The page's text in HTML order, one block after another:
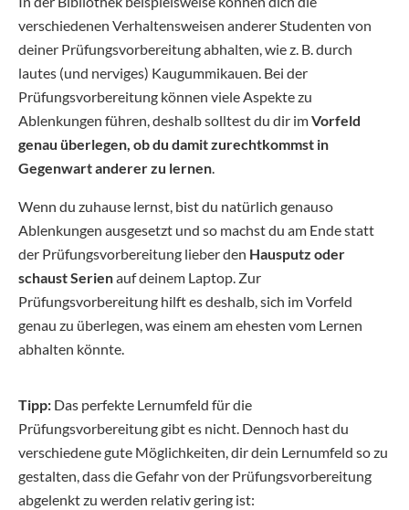
verschiedenen Verhaltensweisen anderer Studenten von
deiner Prüfungsvorbereitung abhalten, wie z. B. durch
lautes (und nerviges) Kaugummikauen. Bei der
Prüfungsvorbereitung können viele Aspekte zu
Ablenkungen führen, deshalb solltest du dir imVorfeld
genau überlegen, ob du damit zurechtkommst in
Gegenwart anderer zu lernen.
Wenn du zuhause lernst, bist du natürlich genauso
Ablenkungen ausgesetzt und so machst du am Ende statt
der Prüfungsvorbereitung lieber den Hausputz oder
schaust Serienauf deinem Laptop. Zur
Prüfungsvorbereitung hilft es deshalb, sich im Vorfeld
genau zu überlegen, was einem am ehesten vom Lernen
abhalten könnte.
Tipp: Das perfekte Lernumfeld für die
Prüfungsvorbereitung gibt es nicht. Dennoch hast du
verschiedene gute Möglichkeiten, dir dein Lernumfeld so zu
gestalten, dass die Gefahr von der Prüfungsvorbereitung
abgelenkt zu werden relativ gering ist: